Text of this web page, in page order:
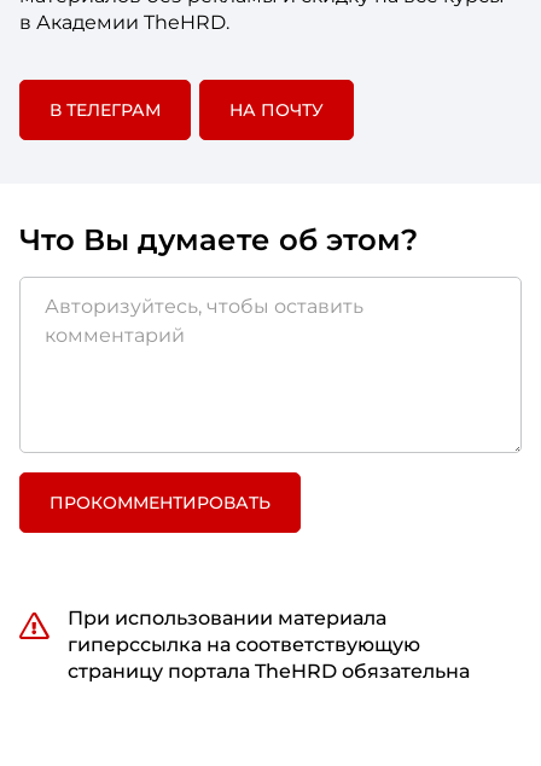
в Академии TheHRD.
В ТЕЛЕГРАМ НА ПОЧТУ
Что Вы думаете об этом?
ПРОКОММЕНТИРОВАТЬ
При использовании материала
гиперссылка на соответствующую
страницу портала TheHRD обязательна